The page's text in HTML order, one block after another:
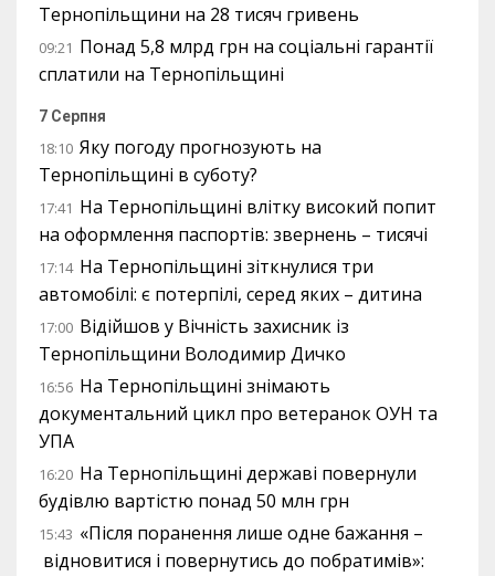
Тернопільщини на 28 тисяч гривень
09:21 Понад 5,8 млрд грн на соціальні гарантії
сплатили на Тернопільщині
7 Серпня
18:10 Яку погоду прогнозують на
Тернопільщині в суботу?
17:41 На Тернопільщині влітку високий попит
на оформлення паспортів: звернень – тисячі
17:14 На Тернопільщині зіткнулися три
автомобілі: є потерпілі, серед яких – дитина
17:00 Відійшов у Вічність захисник із
Тернопільщини Володимир Дичко
16:56 На Тернопільщині знімають
документальний цикл про ветеранок ОУН та
УПА
16:20 На Тернопільщині державі повернули
будівлю вартістю понад 50 млн грн
15:43 «Після поранення лише одне бажання –
відновитися і повернутись до побратимів»: